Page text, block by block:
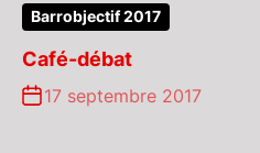
Barrobjectif 2017
Café-débat
17 septembre 2017